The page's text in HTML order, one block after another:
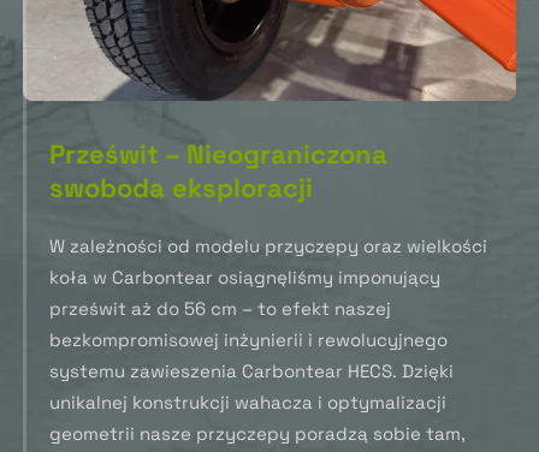
Prześwit – Nieograniczona
swoboda eksploracji
W zależności od modelu przyczepy oraz wielkości
koła w Carbontear osiągnęliśmy imponujący
prześwit aż do 56 cm – to efekt naszej
bezkompromisowej inżynierii i rewolucyjnego
systemu zawieszenia Carbontear HECS. Dzięki
unikalnej konstrukcji wahacza i optymalizacji
geometrii nasze przyczepy poradzą sobie tam,